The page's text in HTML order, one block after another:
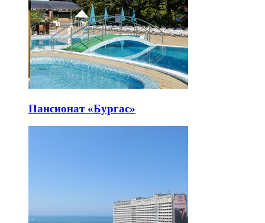
Пансионат «Бургас»